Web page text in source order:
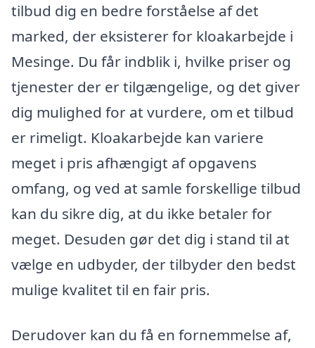
tilbud dig en bedre forståelse af det
marked, der eksisterer for kloakarbejde i
Mesinge. Du får indblik i, hvilke priser og
tjenester der er tilgængelige, og det giver
dig mulighed for at vurdere, om et tilbud
er rimeligt. Kloakarbejde kan variere
meget i pris afhængigt af opgavens
omfang, og ved at samle forskellige tilbud
kan du sikre dig, at du ikke betaler for
meget. Desuden gør det dig i stand til at
vælge en udbyder, der tilbyder den bedst
mulige kvalitet til en fair pris.
Derudover kan du få en fornemmelse af,